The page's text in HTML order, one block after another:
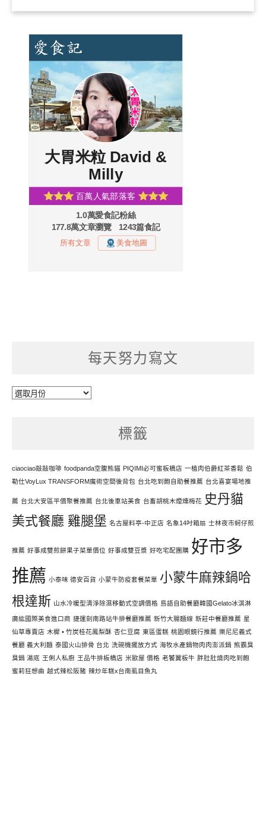
每天努力寫文
每
標籤
ciaociao敲敲咖啡 foodpanda空腹熊貓 PIQIMI必可蜜板橋店 一植肉伯爵紅茶香鬆 伯
勒仕VoyLux TRANSFORM魔術空間後背包 台北吃到飽自助餐推薦 台北喜宴場地推
薦 台北大安區平價聚餐推薦 台北後車站美食 台畜胡桃木煙燻梅花 史丹貓
美式餐廳 雞腿堡 名古屋料亭-中正店 名象14吋箱扇 士林夜市蚵仔煎
推薦 好事成雙煎餅果子菜單價位 好事成雙豆漿 好吃宅配團購 好市多
推薦 小泰味 德安百貨 小蒙牛防疫套餐菜單 小蒙牛麻辣鍋哈
根達斯 山水冷暖型清淨除濕移動式空調價格 島語自助餐廳韓國Gelato冰淇淋
廣紘國際美食進口商 捷運劍南路站牛排餐廳推薦 新竹大腸麵線 新莊中餐廳推薦 星
仙草專賣店 木樨 • 竹炭桂花鳳梨酥 杏仁豆腐 東區蛋糕 桃園眼鏡行推薦 樂尼尼義式
餐廳 義大利麵 泰國火山排骨 台北 洗碗機擺放方式 海牧水產鍋物肉肉澎派鍋 熊霸臭
臭鍋 湯底 王俐人私廚 王品牛排板橋店 米歐屋 價格 老饕翼板牛 胖肚肚燒肉吃到飽
蜜莉狂想曲 越式辣松阪豬 辣炒年糕x台南虱目魚丸